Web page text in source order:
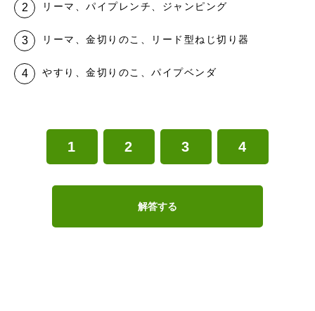
リーマ、パイプレンチ、ジャンピング
リーマ、金切りのこ、リード型ねじ切り器
やすり、金切りのこ、パイプベンダ
1 2 3 4
解答する